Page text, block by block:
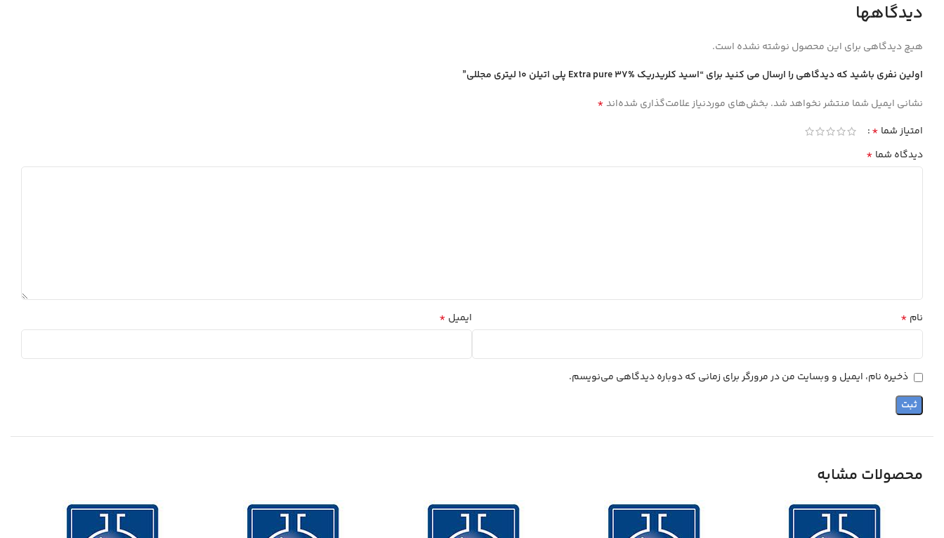
دیدگاهها
هیچ دیدگاهی برای این محصول نوشته نشده است.
اولین نفری باشید که دیدگاهی را ارسال می کنید برای “اسيد كلريدريك Extra pure 37% پلي اتيلن 10 ليتري مجللي”
نشانی ایمیل شما منتشر نخواهد شد. بخش‌های موردنیاز علامت‌گذاری شده‌اند*
امتیاز شما *
دیدگاه شما *
نام * ایمیل *
ذخیره نام، ایمیل و وبسایت من در مرورگر برای زمانی که دوباره دیدگاهی می‌نویسم.
محصولات مشابه